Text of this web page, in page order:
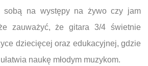
sobą na występy na żywo czy jam
zauważyć, że gitara 3/4 świetnie
dziecięcej oraz edukacyjnej, gdzie
naukę młodym muzykom.